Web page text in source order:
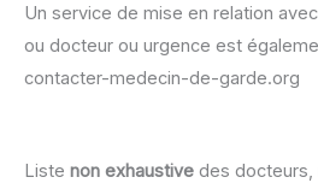
Un service de mise en relation
ou docteur ou urgence est
contacter-medecin-de-garde.org
Liste non exhaustive des docteurs,